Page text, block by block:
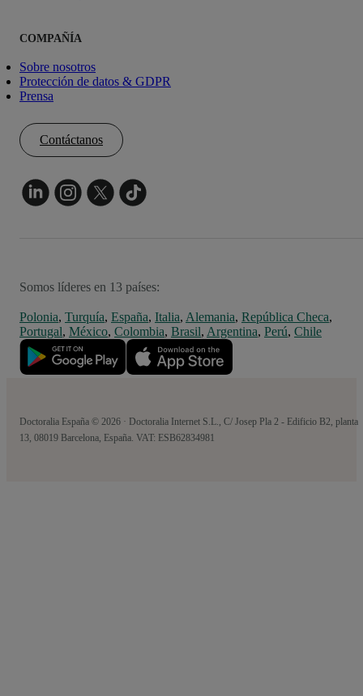
COMPAÑÍA
Sobre nosotros
Protección de datos & GDPR
Prensa
Contáctanos
Somos líderes en 13 países:
Polonia, Turquía, España, Italia, Alemania, República Checa,
Portugal, México, Colombia, Brasil, Argentina, Perú, Chile
Doctoralia España © 2026 · Doctoralia Internet S.L., C/ Josep Pla 2 - Edificio B2, planta
13, 08019 Barcelona, España. VAT: ESB62834981